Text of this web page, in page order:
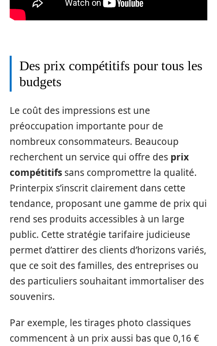
Des prix compétitifs pour tous les
budgets
Le coût des impressions est une
préoccupation importante pour de
nombreux consommateurs. Beaucoup
recherchent un service qui offre des prix
compétitifs sans compromettre la qualité.
Printerpix s’inscrit clairement dans cette
tendance, proposant une gamme de prix qui
rend ses produits accessibles à un large
public. Cette stratégie tarifaire judicieuse
permet d’attirer des clients d’horizons variés,
que ce soit des familles, des entreprises ou
des particuliers souhaitant immortaliser des
souvenirs.
Par exemple, les tirages photo classiques
commencent à un prix aussi bas que 0,16 €